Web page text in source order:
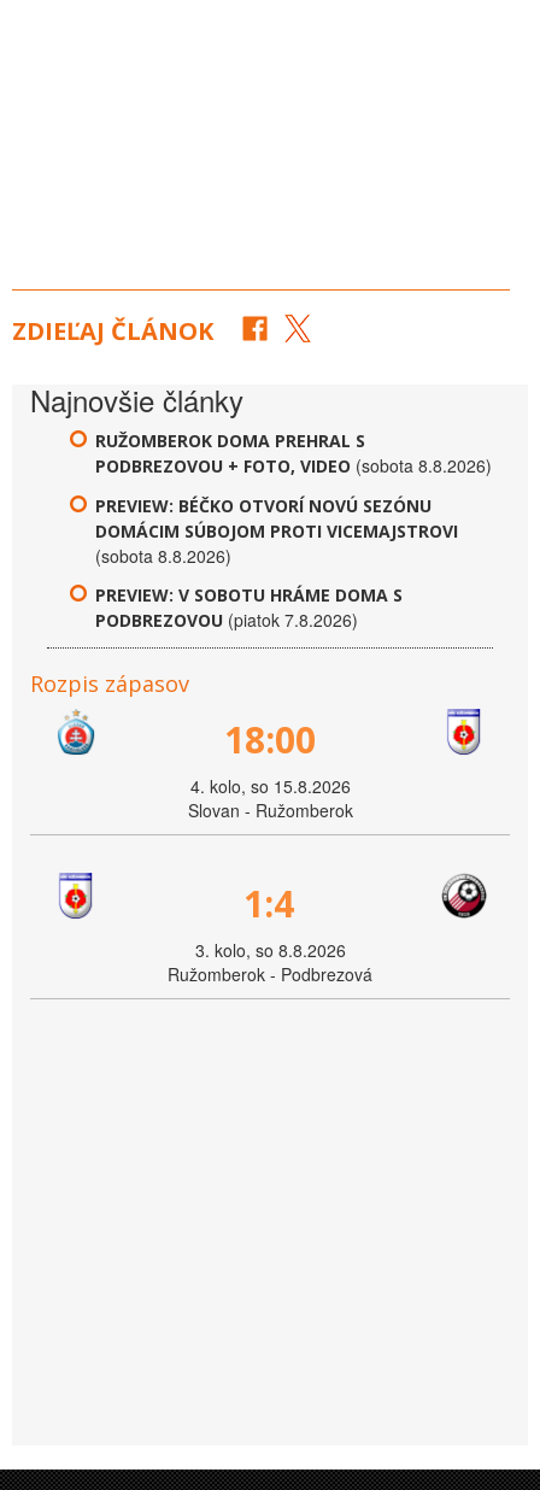
ZDIEĽAJ ČLÁNOK
Najnovšie články
RUŽOMBEROK DOMA PREHRAL S
PODBREZOVOU + FOTO, VIDEO (sobota 8.8.2026)
PREVIEW: BÉČKO OTVORÍ NOVÚ SEZÓNU
DOMÁCIM SÚBOJOM PROTI VICEMAJSTROVI
(sobota 8.8.2026)
PREVIEW: V SOBOTU HRÁME DOMA S
PODBREZOVOU (piatok 7.8.2026)
Rozpis zápasov
18:00
4. kolo, so 15.8.2026
Slovan - Ružomberok
1:4
3. kolo, so 8.8.2026
Ružomberok - Podbrezová